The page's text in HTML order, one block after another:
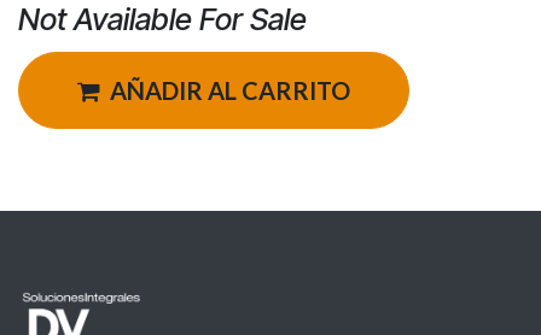
Not Available For Sale
AÑADIR AL CARRITO